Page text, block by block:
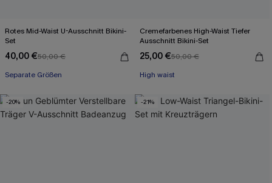
Rotes Mid-Waist U-Ausschnitt Bikini-
Set
40,00 €50,00 €
Separate Größen
Cremefarbenes High-Waist Tiefer
Ausschnitt Bikini-Set
25,00 €50,00 €
High waist
-20% -21%